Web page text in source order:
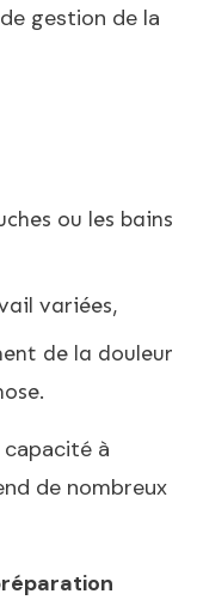
de gestion de la
ou les bains
variées,
de la douleur
à
de nombreux